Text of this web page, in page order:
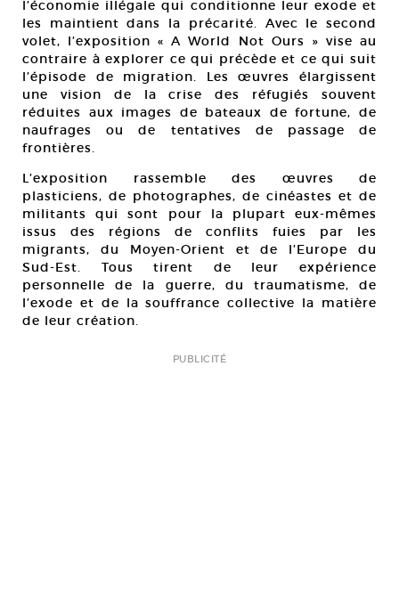
l’économie illégale qui conditionne leur exode et
les maintient dans la précarité. Avec le second
volet, l’exposition « A World Not Ours » vise au
contraire à explorer ce qui précède et ce qui suit
l’épisode de migration. Les œuvres élargissent
une vision de la crise des réfugiés souvent
réduites aux images de bateaux de fortune, de
naufrages ou de tentatives de passage de
frontières.
L’exposition rassemble des œuvres de
plasticiens, de photographes, de cinéastes et de
militants qui sont pour la plupart eux-mêmes
issus des régions de conflits fuies par les
migrants, du Moyen-Orient et de l’Europe du
Sud-Est. Tous tirent de leur expérience
personnelle de la guerre, du traumatisme, de
l’exode et de la souffrance collective la matière
de leur création.
PUBLICITÉ